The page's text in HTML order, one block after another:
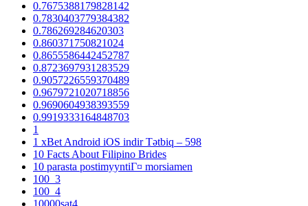
0.7675388179828142
0.7830403779384382
0.786269284620303
0.860371750821024
0.8655586442452787
0.8723697931283529
0.9057226559370489
0.9679721020718856
0.9690604938393559
0.9919333164848703
1
1 xBet Android iOS indir Tətbiq – 598
10 Facts About Filipino Brides
10 parasta postimyyntiГ¤ morsiamen
100_3
100_4
10000sat4